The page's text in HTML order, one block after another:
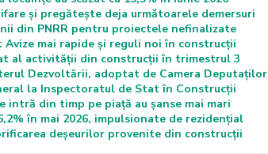
și pregătește deja următoarele demersuri
din PNRR pentru proiectele nefinalizate
mai rapide și reguli noi în construcții
al activității din construcții în trimestrul 3
Dezvoltării, adoptat de Camera Deputaților
la Inspectoratul de Stat în Construcții
intră din timp pe piață au șanse mai mari
în mai 2026, impulsionate de rezidențial
deșeurilor provenite din construcții